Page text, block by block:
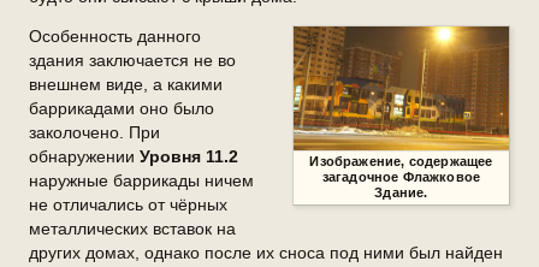
Изображение, содержащее
загадочное Флажковое
Здание.
Особенность данного
здания заключается не во
внешнем виде, а какими
баррикадами оно было
заколочено. При
обнаружении Уровня 11.2
наружные баррикады ничем
не отличались от чёрных
металлических вставок на
других домах, однако после их сноса под ними был найден